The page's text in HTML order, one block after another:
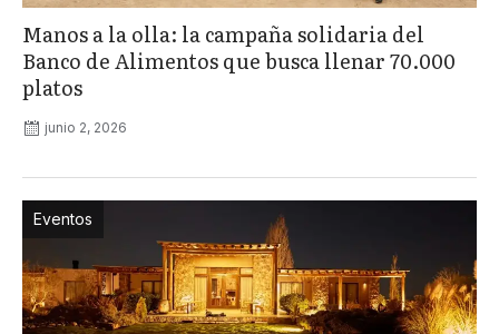
Manos a la olla: la campaña solidaria del
Banco de Alimentos que busca llenar 70.000
platos
junio 2, 2026
Eventos